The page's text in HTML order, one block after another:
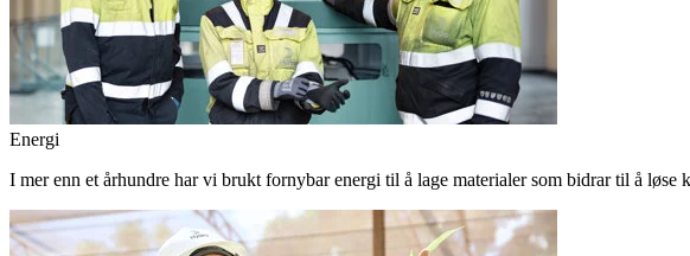
Energi
I mer enn et århundre har vi brukt fornybar energi til å lage materialer som bidrar til å